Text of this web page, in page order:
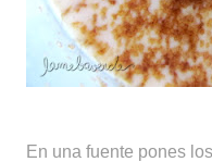
En una fuente pones